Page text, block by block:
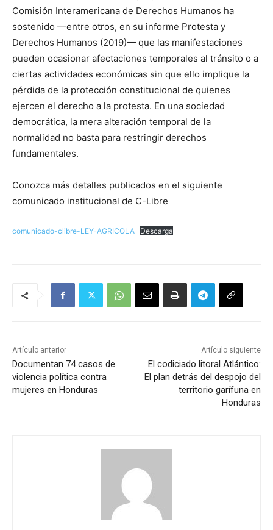
Comisión Interamericana de Derechos Humanos ha
sostenido —entre otros, en su informe Protesta y
Derechos Humanos (2019)— que las manifestaciones
pueden ocasionar afectaciones temporales al tránsito o a
ciertas actividades económicas sin que ello implique la
pérdida de la protección constitucional de quienes
ejercen el derecho a la protesta. En una sociedad
democrática, la mera alteración temporal de la
normalidad no basta para restringir derechos
fundamentales.
Conozca más detalles publicados en el siguiente
comunicado institucional de C-Libre
comunicado-clibre-LEY-AGRICOLA Descarga
Artículo anterior
Documentan 74 casos de
violencia política contra
mujeres en Honduras
Artículo siguiente
El codiciado litoral Atlántico:
El plan detrás del despojo del
territorio garífuna en
Honduras